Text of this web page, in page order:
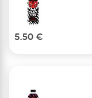
5.50 €